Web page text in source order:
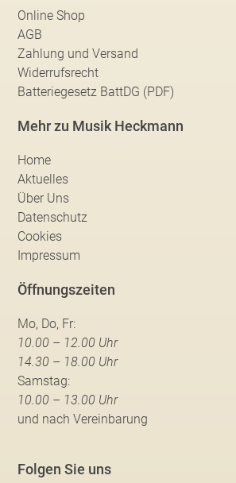
Online Shop
AGB
Zahlung und Versand
Widerrufsrecht
Batteriegesetz BattDG (PDF)
Mehr zu Musik Heckmann
Home
Aktuelles
Über Uns
Datenschutz
Cookies
Impressum
Öffnungszeiten
Mo, Do, Fr:
10.00 – 12.00 Uhr
14.30 – 18.00 Uhr
Samstag:
10.00 – 13.00 Uhr
und nach Vereinbarung
Folgen Sie uns